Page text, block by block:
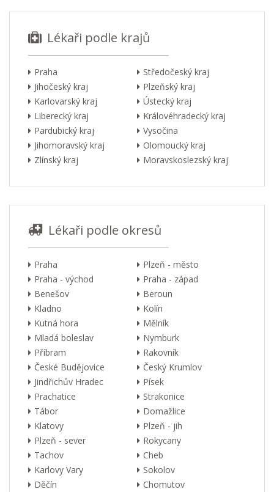
Lékaři podle krajů
Praha
Středočeský kraj
Jihočeský kraj
Plzeňský kraj
Karlovarský kraj
Ústecký kraj
Liberecký kraj
Královéhradecký kraj
Pardubický kraj
Vysočina
Jihomoravský kraj
Olomoucký kraj
Zlínský kraj
Moravskoslezský kraj
Lékaři podle okresů
Praha
Plzeň - město
Praha - východ
Praha - západ
Benešov
Beroun
Kladno
Kolín
Kutná hora
Mělník
Mladá boleslav
Nymburk
Příbram
Rakovník
České Budějovice
Český Krumlov
Jindřichův Hradec
Písek
Prachatice
Strakonice
Tábor
Domažlice
Klatovy
Plzeň - jih
Plzeň - sever
Rokycany
Tachov
Cheb
Karlovy Vary
Sokolov
Děčín
Chomutov